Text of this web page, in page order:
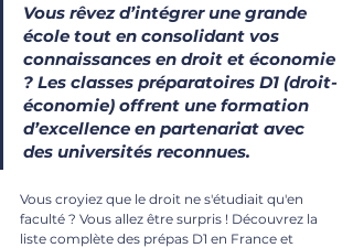
Vous rêvez d’intégrer une grande
école tout en consolidant vos
connaissances en droit et économie
? Les classes préparatoires D1 (droit-
économie) offrent une formation
d’excellence en partenariat avec
des universités reconnues.
Vous croyiez que le droit ne s'étudiait qu'en
faculté ? Vous allez être surpris ! Découvrez la
liste complète des prépas D1 en France et